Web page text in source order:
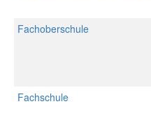
Fachoberschule
Fachschule